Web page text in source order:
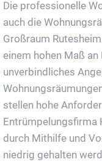
Die professionelle
auch die
Großraum
einem hohen Maß
unverbindliches
stellen hohe
Entrümpelungsfirma
durch Mithilfe und
niedrig gehalten